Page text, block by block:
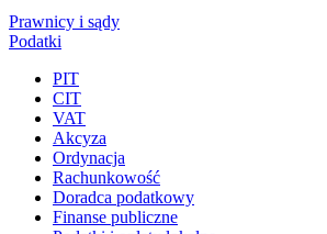
Prawnicy i sądy
Podatki
PIT
CIT
VAT
Akcyza
Ordynacja
Rachunkowość
Doradca podatkowy
Finanse publiczne